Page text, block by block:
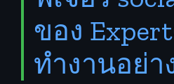
ของ
ทำงานอย่า